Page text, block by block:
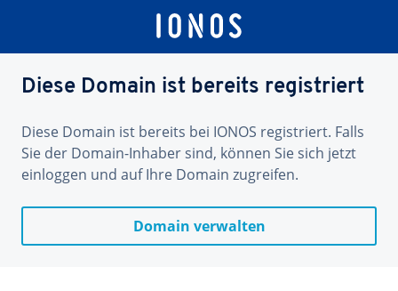
Diese Domain ist bereits registriert
Diese Domain ist bereits bei IONOS registriert. Falls
Sie der Domain-Inhaber sind, können Sie sich jetzt
einloggen und auf Ihre Domain zugreifen.
Domain verwalten